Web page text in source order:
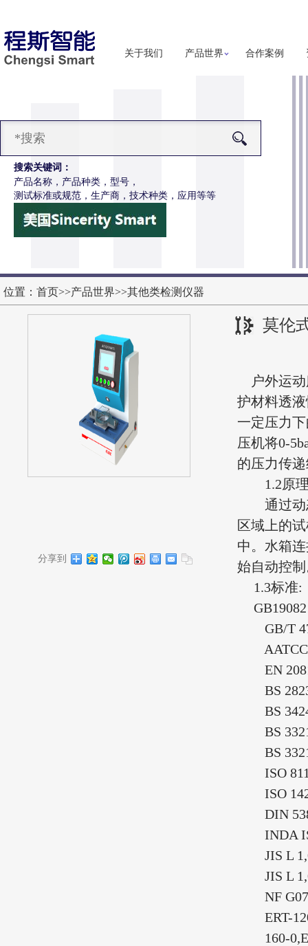
关于我们 产品世界 合作案例
搜索关键词：
产品名称，产品种类，型号，
测试标准或规范，生产商，技术种类，应用等等
高配款噬菌体穿透抗渗透测试仪
位置： 首页>>产品世界>>其他类检测仪器
莫伦
分享到
户外运动
护材料透
一定压力
压机将0-
的压力传
1.2原
通过动态
区域上的
中。水箱
始自动控
1.3标准:
GB19082
GB/T
AATCC
EN
BS
BS
BS
BS
ISO
ISO
DIN
INDA
JIS L
JIS L
NF
ERT-
160-